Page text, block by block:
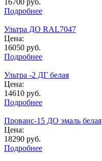
Подробнее
Ультра ДО RAL7047
Цена:
16050 руб.
Подробнее
Ультра -2 ДГ белая
Цена:
14610 руб.
Подробнее
Прованс-15 ДО эмаль белая
Цена:
18290 руб.
Подробнее